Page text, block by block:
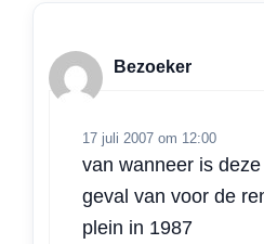
Bezoeker
17 juli 2007 om 12:00
van wanneer is
geval van voor de
plein in 1987